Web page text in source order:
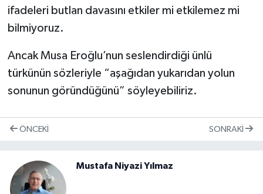
ifadeleri butlan davasını etkiler mi etkilemez mi
bilmiyoruz.
Ancak Musa Eroğlu’nun seslendirdiği ünlü
türkünün sözleriyle “aşağıdan yukarıdan yolun
sonunun göründüğünü” söyleyebiliriz.
ÖNCEKI SONRAKI
Mustafa Niyazi Yılmaz